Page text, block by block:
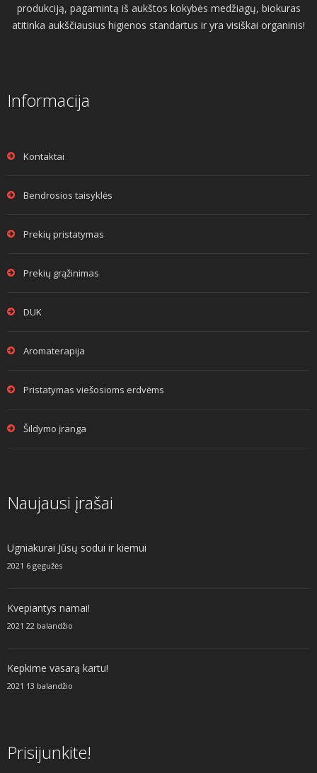
produkciją, pagamintą iš aukštos kokybės medžiagų, biokuras
atitinka aukščiausius higienos standartus ir yra visiškai organinis!
Informacija
Kontaktai
Bendrosios taisyklės
Prekių pristatymas
Prekių grąžinimas
DUK
Aromaterapija
Pristatymas viešosioms erdvėms
Šildymo įranga
Naujausi įrašai
Ugniakurai Jūsų sodui ir kiemui
2021 6 gegužės
Kvepiantys namai!
2021 22 balandžio
Kepkime vasarą kartu!
2021 13 balandžio
Prisijunkite!